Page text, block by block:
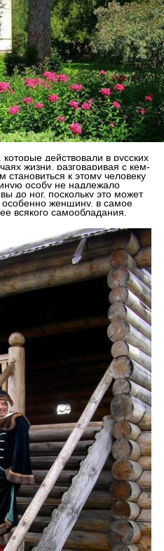
действовали в русских
жизни, разговаривая с кем-
к этому человеку
особу не надлежало
до ног, поскольку это может
особенно женщину, в самое
всякого самообладания.